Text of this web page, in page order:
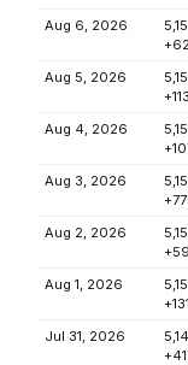
Aug 6, 2026
Aug 5, 2026
Aug 4, 2026
Aug 3, 2026
Aug 2, 2026
Aug 1, 2026
Jul 31, 2026